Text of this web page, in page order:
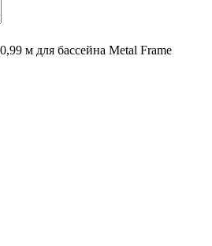
м для бассейна Metal Frame